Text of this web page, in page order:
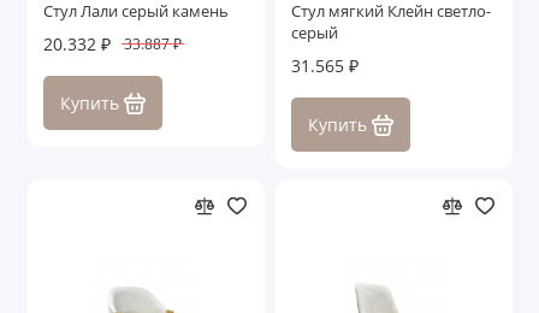
Стул Лали серый камень
20.332 ₽ 33.887 ₽
Купить
Стул мягкий Клейн светло-
серый
31.565 ₽
Купить